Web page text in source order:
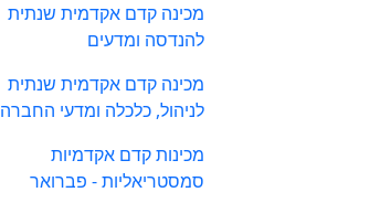
מכינה קדם אקדמית שנתית
להנדסה ומדעים
מכינה קדם אקדמית שנתית
לניהול, כלכלה ומדעי החברה
מכינות קדם אקדמיות
סמסטריאליות - פברואר